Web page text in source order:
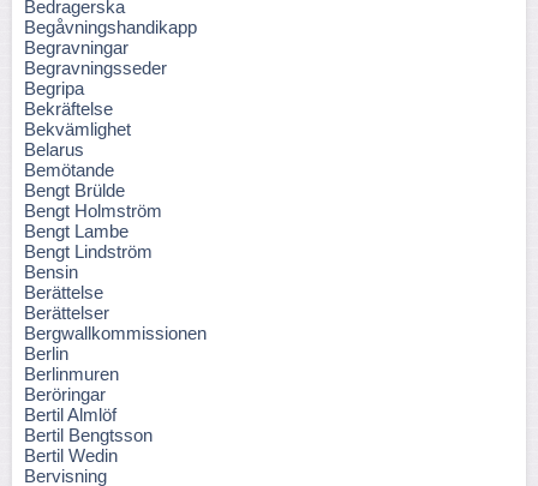
Bedragerska
Begåvningshandikapp
Begravningar
Begravningsseder
Begripa
Bekräftelse
Bekvämlighet
Belarus
Bemötande
Bengt Brülde
Bengt Holmström
Bengt Lambe
Bengt Lindström
Bensin
Berättelse
Berättelser
Bergwallkommissionen
Berlin
Berlinmuren
Beröringar
Bertil Almlöf
Bertil Bengtsson
Bertil Wedin
Bervisning